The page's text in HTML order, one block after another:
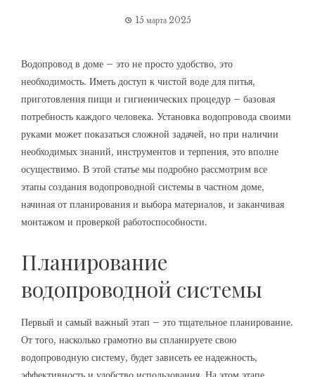
15 марта 2025
Водопровод в доме – это не просто удобство, это
необходимость. Иметь доступ к чистой воде для питья,
приготовления пищи и гигиенических процедур – базовая
потребность каждого человека. Установка водопровода своими
руками может показаться сложной задачей, но при наличии
необходимых знаний, инструментов и терпения, это вполне
осуществимо. В этой статье мы подробно рассмотрим все
этапы создания водопроводной системы в частном доме,
начиная от планирования и выбора материалов, и заканчивая
монтажом и проверкой работоспособности.
Планирование
водопроводной системы
Первый и самый важный этап – это тщательное планирование.
От того, насколько грамотно вы спланируете свою
водопроводную систему, будет зависеть ее надежность,